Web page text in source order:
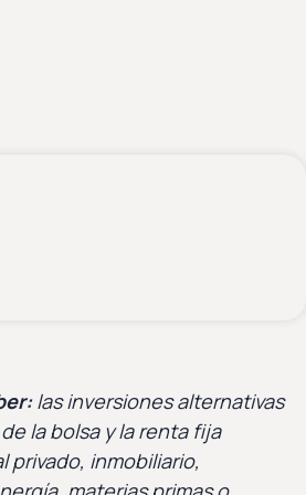
las inversiones alternativas
la bolsa y la renta fija
privado, inmobiliario,